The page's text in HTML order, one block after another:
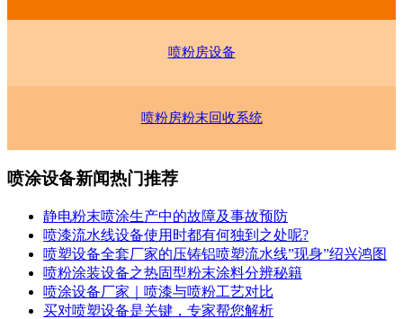
喷粉房设备
喷粉房粉末回收系统
喷涂设备新闻热门推荐
静电粉末喷涂生产中的故障及事故预防
喷漆流水线设备使用时都有何独到之处呢?
喷塑设备全套厂家的压铸铝喷塑流水线”现身”绍兴鸿图
喷粉涂装设备之热固型粉末涂料分辨秘籍
喷涂设备厂家｜喷漆与喷粉工艺对比
买对喷塑设备是关键，专家帮您解析